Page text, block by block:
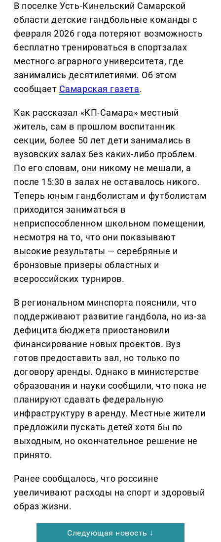
В поселке Усть-Кинельский Самарской
области детские гандбольные команды с
февраля 2026 года потеряют возможность
бесплатно тренироваться в спортзалах
местного аграрного университета, где
занимались десятилетиями. Об этом
сообщает Самарская газета.
Как рассказал «КП-Самара» местный
житель, сам в прошлом воспитанник
секции, более 50 лет дети занимались в
вузовских залах без каких-либо проблем.
По его словам, они никому не мешали, а
после 15:30 в залах не оставалось никого.
Теперь юным гандболистам и футболистам
приходится заниматься в
неприспособленном школьном помещении,
несмотря на то, что они показывают
высокие результаты — серебряные и
бронзовые призеры областных и
всероссийских турниров.
В региональном минспорта пояснили, что
поддерживают развитие гандбола, но из-за
дефицита бюджета приостановили
финансирование новых проектов. Вуз
готов предоставить зал, но только по
договору аренды. Однако в министерстве
образования и науки сообщили, что пока не
планируют сдавать федеральную
инфраструктуру в аренду. Местные жители
предложили пускать детей хотя бы по
выходным, но окончательное решение не
принято.
Ранее сообщалось, что россияне
увеличивают расходы на спорт и здоровый
образ жизни.
Следующая новость ↓